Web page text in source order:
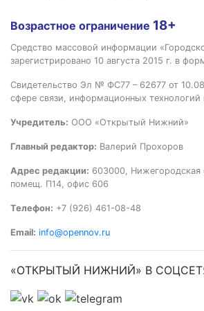
Возрастное ограничение 18+
Средство массовой информации
зарегистрировано 10 августа 2015 г. в
Свидетельство Эл № ФС77 – 62677 от
сфере связи, информационных
Учредитель: ООО «Открытый Нижний»
Главный редактор: Валерий Прохоров
Адрес редакции: 603000, Нижегородская
помещ. П14, офис 606
Телефон: +7 (926) 461-08-48
Email: info@opennov.ru
«ОТКРЫТЫЙ НИЖНИЙ» В